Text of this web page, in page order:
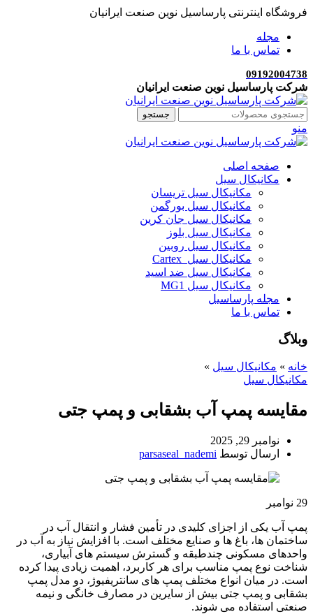
فروشگاه اینترنتی پارساسیل نوین صنعت ایرانیان
مجله
تماس با ما
09192004738
شرکت پارساسیل نوین صنعت ایرانیان
جستجو
منو
صفحه اصلی
مکانیکال سیل
مکانیکال سیل تریسان
مکانیکال سیل بورگمن
مکانیکال سیل جان کرین
مکانیکال سیل بلوز
مکانیکال سیل روبین
مکانیکال سیل Cartex
مکانیکال سیل ضد اسید
مکانیکال سیل MG1
مجله پارساسیل
تماس با ما
وبلاگ
خانه » مکانیکال سیل »
مکانیکال سیل
مقایسه پمپ آب بشقابی و پمپ جتی
نوامبر 29, 2025
ارسال توسط parsaseal_nademi
29 نوامبر
پمپ آب یکی از اجزای کلیدی در تأمین فشار و انتقال آب در
ساختمان ها، باغ ها و صنایع مختلف است. با افزایش نیاز به آب در
واحدهای مسکونی چندطبقه و گسترش سیستم های آبیاری،
شناخت نوع پمپ مناسب برای هر کاربرد، اهمیت زیادی پیدا کرده
است. در میان انواع مختلف پمپ های سانتریفیوژ، دو مدل پمپ
بشقابی و پمپ جتی بیش از سایرین در مصارف خانگی و نیمه
صنعتی استفاده می شوند.